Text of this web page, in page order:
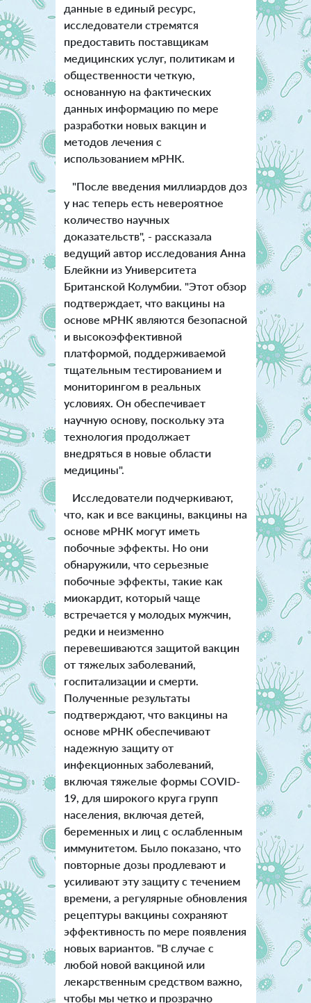
данные в единый ресурс,
исследователи стремятся
предоставить поставщикам
медицинских услуг, политикам и
общественности четкую,
основанную на фактических
данных информацию по мере
разработки новых вакцин и
методов лечения с
использованием мРНК.
"После введения миллиардов доз
у нас теперь есть невероятное
количество научных
доказательств", - рассказала
ведущий автор исследования Анна
Блейкни из Университета
Британской Колумбии. "Этот обзор
подтверждает, что вакцины на
основе мРНК являются безопасной
и высокоэффективной
платформой, поддерживаемой
тщательным тестированием и
мониторингом в реальных
условиях. Он обеспечивает
научную основу, поскольку эта
технология продолжает
внедряться в новые области
медицины".
Исследователи подчеркивают,
что, как и все вакцины, вакцины на
основе мРНК могут иметь
побочные эффекты. Но они
обнаружили, что серьезные
побочные эффекты, такие как
миокардит, который чаще
встречается у молодых мужчин,
редки и неизменно
перевешиваются защитой вакцин
от тяжелых заболеваний,
госпитализации и смерти.
Полученные результаты
подтверждают, что вакцины на
основе мРНК обеспечивают
надежную защиту от
инфекционных заболеваний,
включая тяжелые формы COVID-
19, для широкого круга групп
населения, включая детей,
беременных и лиц с ослабленным
иммунитетом. Было показано, что
повторные дозы продлевают и
усиливают эту защиту с течением
времени, а регулярные обновления
рецептуры вакцины сохраняют
эффективность по мере появления
новых вариантов. "В случае с
любой новой вакциной или
лекарственным средством важно,
чтобы мы четко и прозрачно